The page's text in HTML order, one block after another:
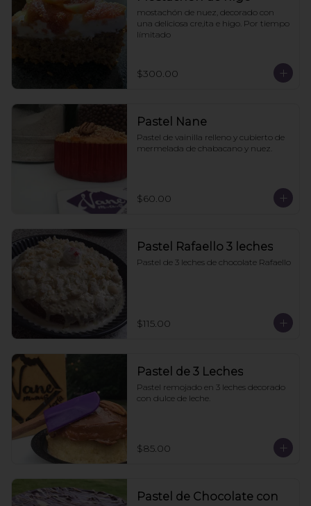
mostachón de nuez, decorado con
una deliciosa cre,ita e higo. Por tiempo
límitado
$300.00
Pastel Nane
Pastel de vainilla relleno y cubierto de
mermelada de chabacano y nuez.
$60.00
Pastel Rafaello 3 leches
Pastel de 3 leches de chocolate Rafaello
$115.00
Pastel de 3 Leches
Pastel remojado en 3 leches decorado
con dulce de leche.
$85.00
Pastel de Chocolate con